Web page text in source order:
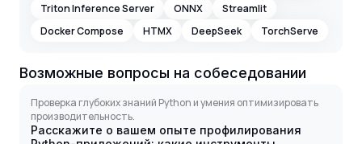
Triton Inference Server
ONNX
Streamlit
Docker Compose
HTMX DeepSeek TorchServe
Возможные вопросы на собеседовании
Проверка глубоких знаний Python и умения оптимизировать
производительность.
Расскажите о вашем опыте профилирования